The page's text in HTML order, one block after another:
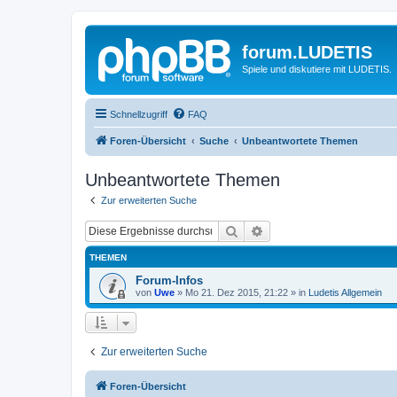
forum.LUDETIS
Spiele und diskutiere mit LUDETIS.
Schnellzugriff FAQ
Foren-Übersicht Suche Unbeantwortete Themen
Unbeantwortete Themen
Zur erweiterten Suche
Suche
THEMEN
Forum-Infos
von Uwe » Mo 21. Dez 2015, 21:22 » in Ludetis Allgemein
Zur erweiterten Suche
Foren-Übersicht